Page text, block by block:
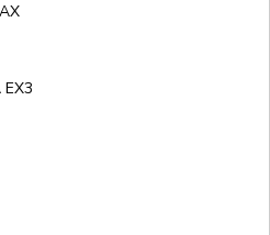
EX3